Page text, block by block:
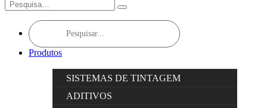
Products
search
Produtos
SISTEMAS DE TINTAGEM
ADITIVOS